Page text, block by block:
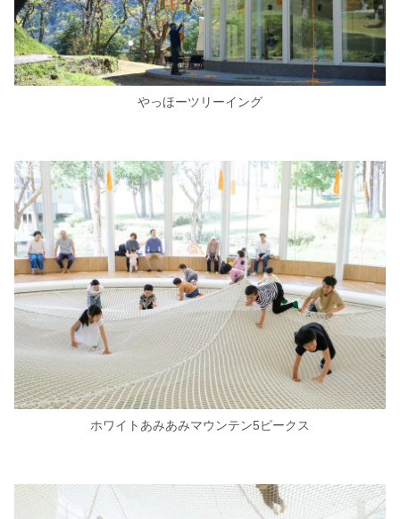
やっほーツリーイング
ホワイトあみあみマウンテン5ピークス